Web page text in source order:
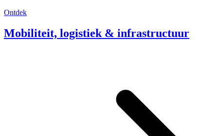
Ontdek
Mobiliteit, logistiek & infrastructuur